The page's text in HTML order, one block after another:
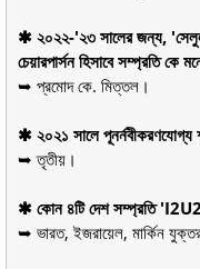
✱ ২০২২-'২৩ সালের জন্য,
চেয়ারপার্সন হিসাবে সম্প্রতি কে
➥ প্রমোদ কে. মিত্তল।
✱ ২০২১ সালে পূনর্নবীকরণযোগ্য
➥ তৃতীয়।
✱ কোন ৪টি দেশ সম্প্রতি
➥ ভারত, ইজরায়েল, মার্কিন